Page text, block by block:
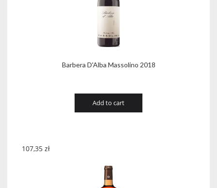
Barbera D'Alba Massolino 2018
Add to cart
107,35 zł